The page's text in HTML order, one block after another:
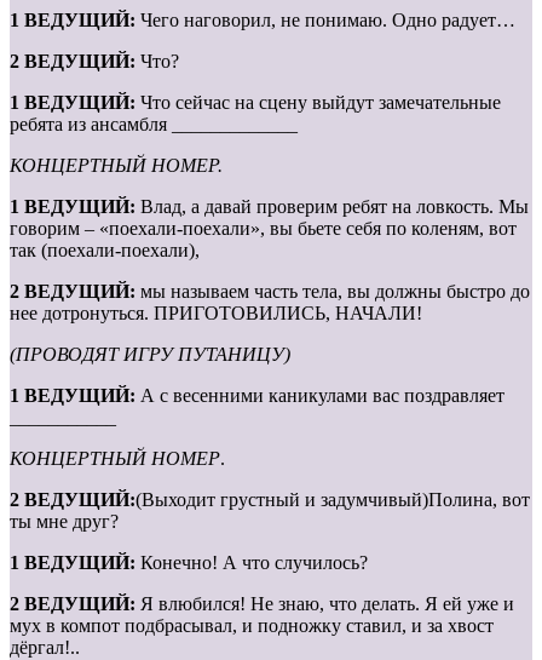
1 ВЕДУЩИЙ: Чего наговорил, не понимаю. Одно радует…
2 ВЕДУЩИЙ: Что?
1 ВЕДУЩИЙ: Что сейчас на сцену выйдут замечательные
ребята из ансамбля _____________
КОНЦЕРТНЫЙ НОМЕР.
1 ВЕДУЩИЙ: Влад, а давай проверим ребят на ловкость. Мы
говорим – «поехали-поехали», вы бьете себя по коленям, вот
так (поехали-поехали),
2 ВЕДУЩИЙ: мы называем часть тела, вы должны быстро до
нее дотронуться. ПРИГОТОВИЛИСЬ, НАЧАЛИ!
(ПРОВОДЯТ ИГРУ ПУТАНИЦУ)
1 ВЕДУЩИЙ: А с весенними каникулами вас поздравляет
КОНЦЕРТНЫЙ НОМЕР.
2 ВЕДУЩИЙ:(Выходит грустный и задумчивый)Полина, вот
ты мне друг?
1 ВЕДУЩИЙ: Конечно! А что случилось?
2 ВЕДУЩИЙ: Я влюбился! Не знаю, что делать. Я ей уже и
мух в компот подбрасывал, и подножку ставил, и за хвост
дёргал!..